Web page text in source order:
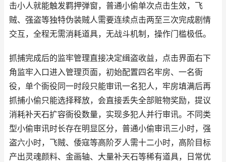
击小人就能触发羁押弹窗，普通小偷单次点击生效，飞
贼、强盗等独特伪装贼人需要连续点击两至三次完成剧情
交互，全程无需消耗道具，无战斗机制，操作门槛极低。
抓捕完成后的监牢管理直接决定缉盗收益，点击界面右下
角监牢入口进入管理页面，初始配置四名牢房、一名衙
役，单个衙役同一时段只能审讯一名犯人，牢房填满后再
抓捕小偷只能选择释放，会直接丢失全部赃物奖励，提议
消耗补天石扩容衙役数量，实现多犯人并行审讯。不同类
型小偷审讯时长存在明显区分，普通小偷审讯三小时，强
盗六小时，飞贼、倭寇等高阶歹人需十二小时，高阶目标
产出灵魂颜料、金画轴、大量补天石等稀有道具，日常优